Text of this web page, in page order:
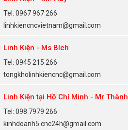
Tel: 0967 967 266
linhkiencncvietnam@gmail.com
Linh Kiện - Ms Bích
Tel: 0945 215 266
tongkholinhkiencnc@gmail.com
Linh Kiện tại Hồ Chí Minh - Mr Thành
Tel: 098 7979 266
kinhdoanh5.cnc24h@gmail.com